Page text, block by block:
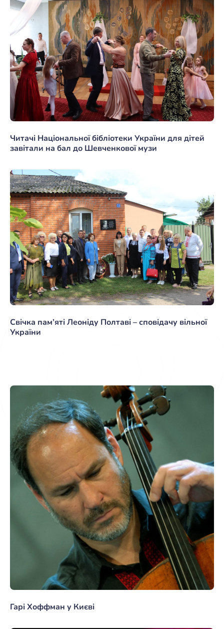
Читачі Національної бібліотеки України для дітей
завітали на бал до Шевченкової музи
Свічка пам’яті Леоніду Полтаві – сповідачу вільної
України
Гарі Хоффман у Києві